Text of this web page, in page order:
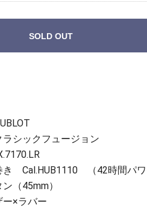
SOLD OUT
ラシックフュージョン
き Cal.HUB1110 （42時間パワ
（45mm）
ー×ラバー